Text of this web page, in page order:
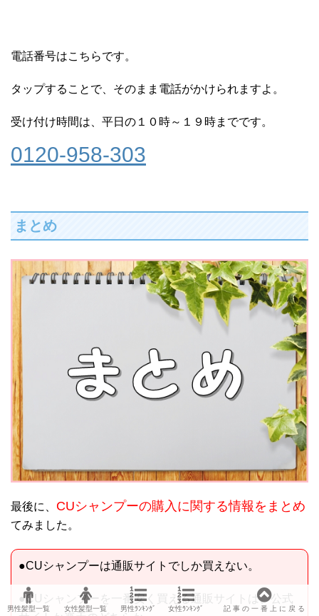
電話番号はこちらです。
タップすることで、そのまま電話がかけられますよ。
受け付け時間は、平日の１０時～１９時までです。
0120-958-303
まとめ
最後に、 CUシャンプーの購入に関する情報をまとめ
てみました。
●CUシャンプーは通販サイトでしか買えない。
●CUシャンプーを一番安く買える通販サイトは、公式
男性髪型一覧 女性髪型一覧 男性ﾗﾝｷﾝｸﾞ 女性ﾗﾝｷﾝｸﾞ 記 事 の 一 番 上 に 戻 る